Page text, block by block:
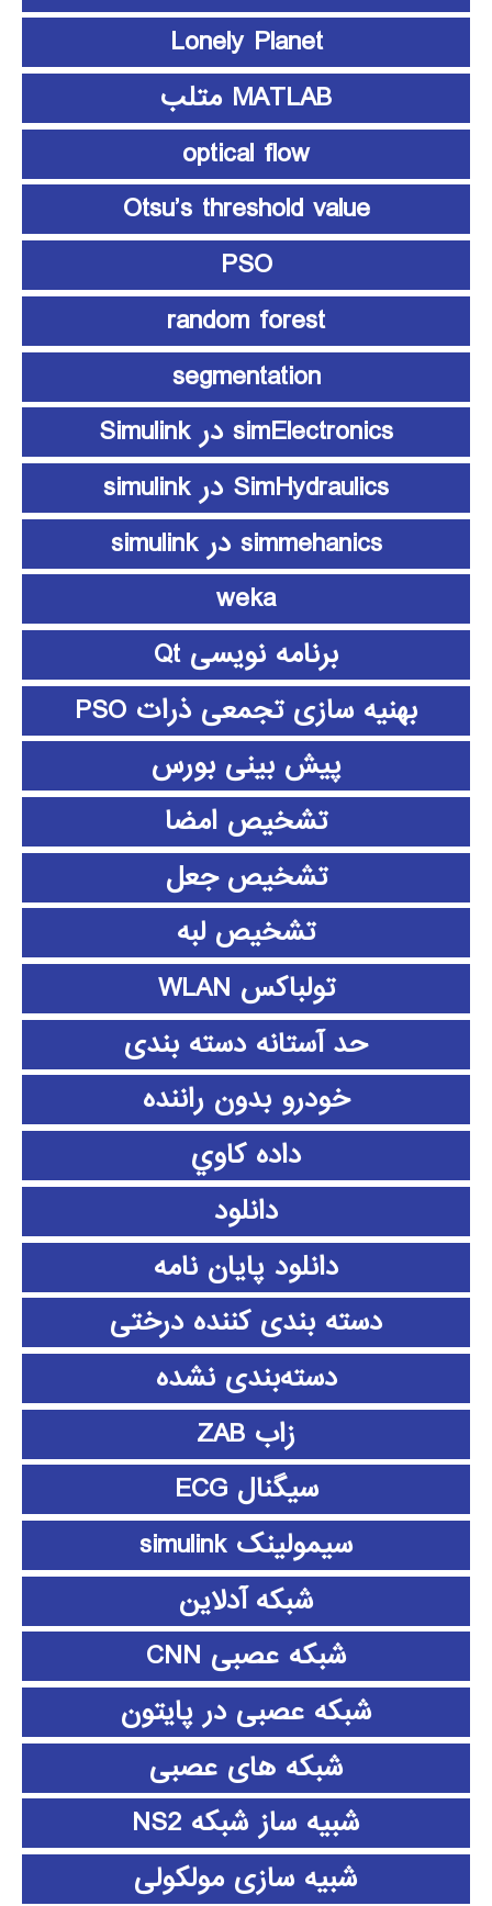
Lonely Planet
MATLAB متلب
optical flow
Otsu’s threshold value
PSO
random forest
segmentation
simElectronics در Simulink
SimHydraulics در simulink
simmehanics در simulink
weka
برنامه نویسی Qt
بهنیه سازی تجمعی ذرات PSO
پیش بینی بورس
تشخیص امضا
تشخیص جعل
تشخیص لبه
تولباکس WLAN
حد آستانه دسته بندی
خودرو بدون راننده
داده كاوي
دانلود
دانلود پايان نامه
دسته بندی کننده درختی
دسته‌بندی نشده
زاب ZAB
سیگنال ECG
سیمولینک simulink
شبکه آدلاین
شبکه عصبی CNN
شبکه عصبی در پایتون
شبکه های عصبی
شبیه ساز شبکه NS2
شبیه سازی مولکولی